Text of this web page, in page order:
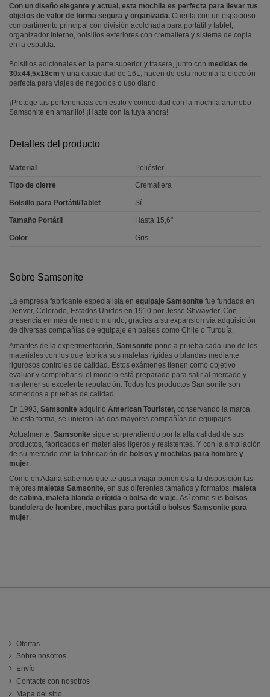
Con un diseño elegante y actual, esta mochila es perfecta para llevar tus
objetos de valor de forma segura y organizada. Cuenta con un espacioso
compartimento principal con división acolchada para portátil y tablet,
organizador interno, bolsillos exteriores con cremallera y sistema de copia
en la espalda.
Bolsillos adicionales en la parte superior y trasera, junto con medidas de
30x44,5x18cm y una capacidad de 16L, hacen de esta mochila la elección
perfecta para viajes de negocios o uso diario.
¡Protege tus pertenencias con estilo y comodidad con la mochila antirrobo
Samsonite en amarillo! ¡Hazte con la tuya ahora!
Detalles del producto
Material Poliéster
Tipo de cierre Cremallera
Bolsillo para Portátil/Tablet Sí
Tamaño Portátil Hasta 15,6"
Color Gris
Sobre Samsonite
La empresa fabricante especialista en equipaje Samsonite fue fundada en
Denver, Colorado, Estados Unidos en 1910 por Jesse Shwayder. Con
presencia en más de medio mundo, gracias a su expansión vía adquisición
de diversas compañías de equipaje en países como Chile o Turquía.
Amantes de la experimentación, Samsonite pone a prueba cada uno de los
materiales con los que fabrica sus maletas rígidas o blandas mediante
rigurosos controles de calidad. Estos exámenes tienen como objetivo
evaluar y comprobar si el modelo está preparado para salir al mercado y
mantener su excelente reputación. Todos los productos Samsonite son
sometidos a pruebas de calidad.
En 1993, Samsonite adquirió American Tourister, conservando la marca.
De esta forma, se unieron las dos mayores compañías de equipajes.
Actualmente, Samsonite sigue sorprendiendo por la alta calidad de sus
productos, fabricados en materiales ligeros y resistentes. Y con la ampliación
de su mercado con la fabricación de bolsos y mochilas para hombre y
mujer.
Como en Adana sabemos que te gusta viajar ponemos a tu disposición las
mejores maletas Samsonite, en sus diferentes tamaños y formatos: maleta
de cabina, maleta blanda o rígida o bolsa de viaje. Así como sus bolsos
bandolera de hombre, mochilas para portátil o bolsos Samsonite para
mujer.
Ofertas
Sobre nosotros
Envío
Contacte con nosotros
Mapa del sitio